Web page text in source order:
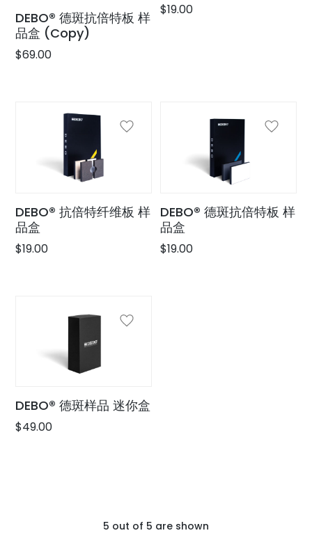
DEBO® 德斑抗倍特板 样
品盒 (Copy)
$69.00
$19.00
DEBO® 抗倍特纤维板 样
品盒
$19.00
DEBO® 德斑抗倍特板 样
品盒
$19.00
DEBO® 德斑样品 迷你盒
$49.00
5 out of 5 are shown